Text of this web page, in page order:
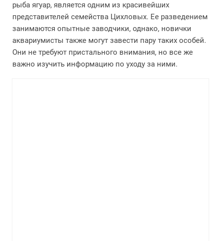
рыба ягуар, является одним из красивейших
представителей семейства Цихловых. Ее разведением
занимаются опытные заводчики, однако, новички
аквариумисты также могут завести пару таких особей.
Они не требуют пристального внимания, но все же
важно изучить информацию по уходу за ними.